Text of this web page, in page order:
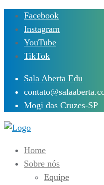
Skip
content
Facebook
Instagram
YouTube
TikTok
Sala Aberta Edu
Mogi das Cruzes-SP
Home
Sobre nós
Equipe